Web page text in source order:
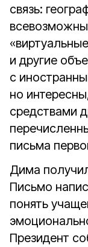
связь:
и другие
с
но
средствами
письма
Дима
Письмо
понять
Президент